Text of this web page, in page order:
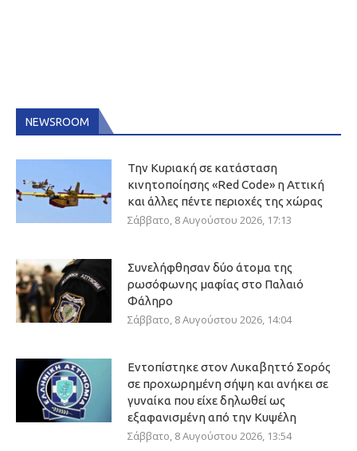
NEWSROOM
Την Κυριακή σε κατάσταση
κινητοποίησης «Red Code» η Αττική
και άλλες πέντε περιοχές της χώρας
Σάββατο, 8 Αυγούστου 2026, 17:13
Συνελήφθησαν δύο άτομα της
ρωσόφωνης μαφίας στο Παλαιό
Φάληρο
Σάββατο, 8 Αυγούστου 2026, 14:04
Εντοπίστηκε στον Λυκαβηττό Σορός
σε προχωρημένη σήψη και ανήκει σε
γυναίκα που είχε δηλωθεί ως
εξαφανισμένη από την Κυψέλη
Σάββατο, 8 Αυγούστου 2026, 13:54